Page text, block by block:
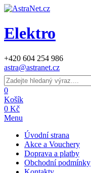
Elektro
+420 604 254 986
astra@astranet.cz
0
Košík
0 Kč
Menu
Úvodní strana
Akce a Vouchery
Doprava a platby
Obchodní podmínky